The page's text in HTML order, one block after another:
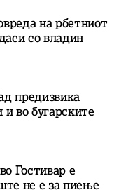
на рбетниот
со владин
предизвика
и во бугарските
Гостивар е
не е за пиење